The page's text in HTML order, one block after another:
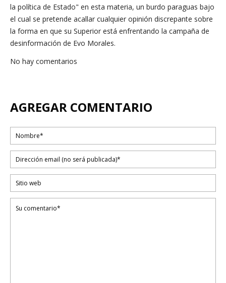
la política de Estado" en esta materia, un burdo paraguas bajo
el cual se pretende acallar cualquier opinión discrepante sobre
la forma en que su Superior está enfrentando la campaña de
desinformación de Evo Morales.
No hay comentarios
AGREGAR COMENTARIO